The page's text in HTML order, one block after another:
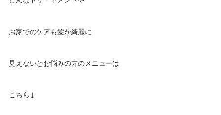
お家でのケアも髪が綺麗に
見えないとお悩みの方のメニューは
こちら↓